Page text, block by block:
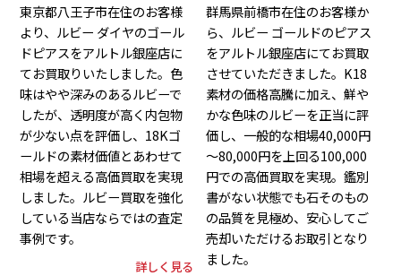
東京都八王子市在住のお客様
より、ルビー ダイヤのゴール
ドピアスをアルトル銀座店に
てお買取りいたしました。色
味はやや深みのあるルビーで
したが、透明度が高く内包物
が少ない点を評価し、18Kゴ
ールドの素材価値とあわせて
相場を超える高価買取を実現
しました。ルビー買取を強化
している当店ならではの査定
事例です。
詳しく見る
群馬県前橋市在住のお客様か
ら、ルビー ゴールドのピアス
をアルトル銀座店にてお買取
させていただきました。K18
素材の価格高騰に加え、鮮や
かな色味のルビーを正当に評
価し、一般的な相場40,000円
～80,000円を上回る100,000
円での高価買取を実現。鑑別
書がない状態でも石そのもの
の品質を見極め、安心してご
売却いただけるお取引となり
ました。